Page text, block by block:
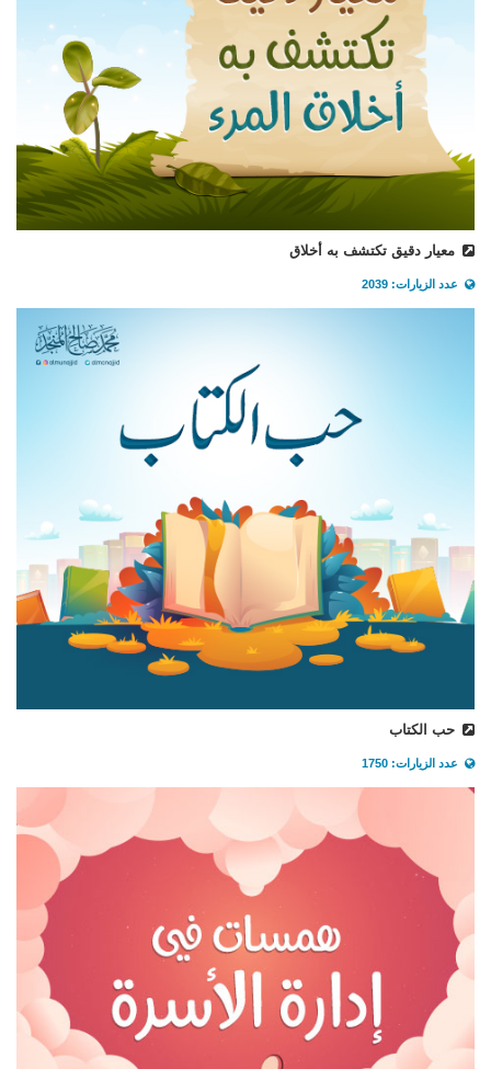
معيار دقيق تكتشف به أخلاق
عدد الزيارات: 2039
حب الكتاب
عدد الزيارات: 1750